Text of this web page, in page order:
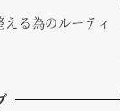
る為のルーティ